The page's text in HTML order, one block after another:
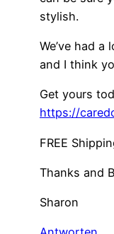
stylish.
We’ve had
and I think
Get yours
https://
FREE
Thanks and
Sharon